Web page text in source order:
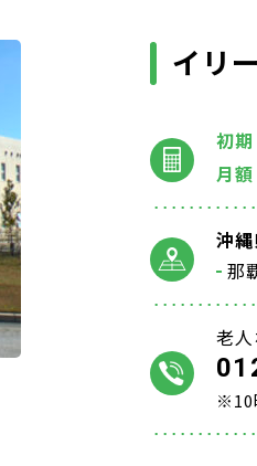
イリ
初期
月額
沖
那
老
※10